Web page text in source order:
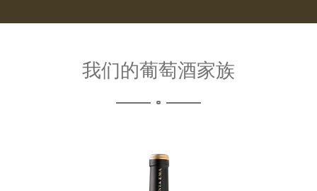
我们的葡萄酒家族